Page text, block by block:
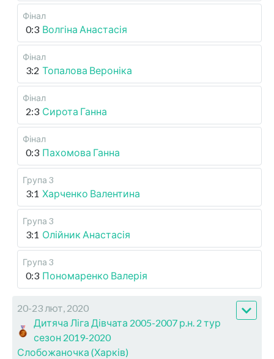
Фінал
0:3 Волгіна Анастасія
Фінал
3:2 Топалова Вероніка
Фінал
2:3 Сирота Ганна
Фінал
0:3 Пахомова Ганна
Група 3
3:1 Харченко Валентина
Група 3
3:1 Олійник Анастасія
Група 3
0:3 Пономаренко Валерія
20-23 лют, 2020
Дитяча Ліга Дівчата 2005-2007 р.н. 2 тур
сезон 2019-2020
Слобожаночка (Харків)